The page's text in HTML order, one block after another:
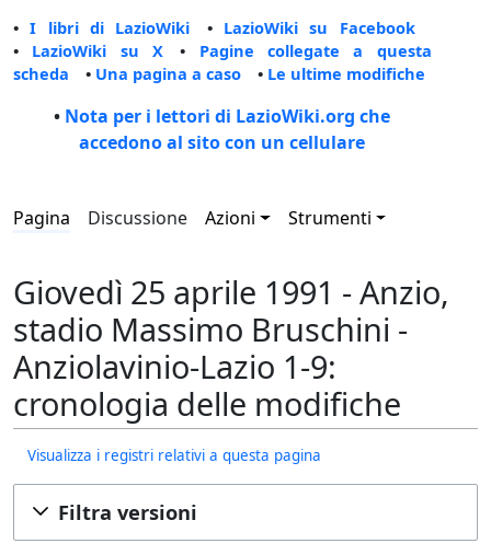
•I libri di LazioWiki • LazioWiki su Facebook
• LazioWiki su X • Pagine collegate a questa
scheda • Una pagina a caso • Le ultime modifiche
• Nota per i lettori di LazioWiki.org che
accedono al sito con un cellulare
Pagina Discussione Azioni Strumenti
Giovedì 25 aprile 1991 - Anzio,
stadio Massimo Bruschini -
Anziolavinio-Lazio 1-9:
cronologia delle modifiche
Visualizza i registri relativi a questa pagina
Filtra versioni